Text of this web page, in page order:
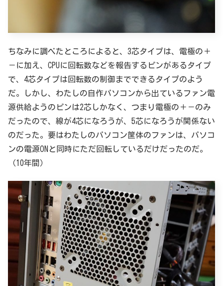
ちなみに調べたところによると、3芯タイプは、電極の＋
－に加え、CPUに回転数などを報告するピンがあるタイプ
で、4芯タイプは回転数の制御までできるタイプのよう
だ。しかし、わたしの自作パソコンから出ているファン電
源供給ようのピンは2芯しかなく、つまり電極の＋－のみ
だったので、線が4芯になろうが、5芯になろうが関係ない
のだった。要はわたしのパソコン筐体のファンは、パソコ
ンの電源ONと同時にただ回転しているだけだったのだ。
（10年間）